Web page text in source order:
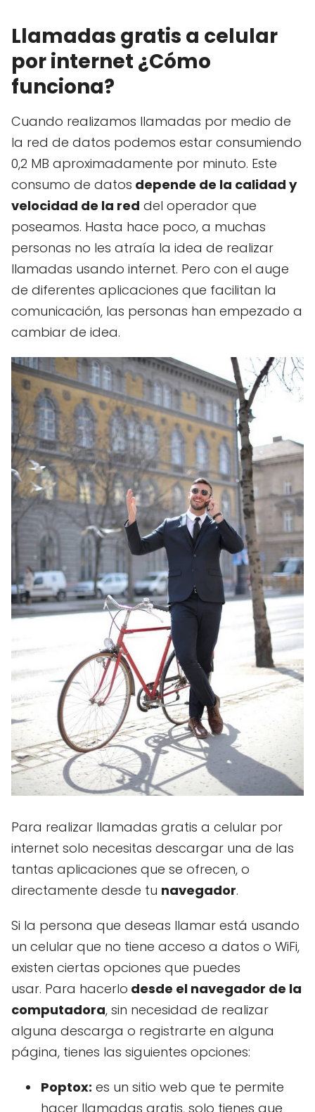
Llamadas gratis a celular
por internet ¿Cómo
funciona?
Cuando realizamos llamadas por medio de
la red de datos podemos estar consumiendo
0,2 MB aproximadamente por minuto. Este
consumo de datos depende de la calidad y
velocidad de la red del operador que
poseamos. Hasta hace poco, a muchas
personas no les atraía la idea de realizar
llamadas usando internet. Pero con el auge
de diferentes aplicaciones que facilitan la
comunicación, las personas han empezado a
cambiar de idea.
Para realizar llamadas gratis a celular por
internet solo necesitas descargar una de las
tantas aplicaciones que se ofrecen, o
directamente desde tu navegador.
Si la persona que deseas llamar está usando
un celular que no tiene acceso a datos o WiFi,
existen ciertas opciones que puedes
usar. Para hacerlo desde el navegador de la
computadora, sin necesidad de realizar
alguna descarga o registrarte en alguna
página, tienes las siguientes opciones:
Poptox: es un sitio web que te permite
hacer llamadas gratis, solo tienes que